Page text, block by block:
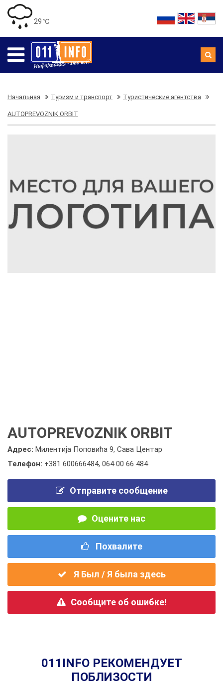
29 ℃
Начальная Туризм и транспорт Туристические агентства
AUTOPREVOZNIK ORBIT
AUTOPREVOZNIK ORBIT
Адрес: Милентија Поповића 9, Сава Центар
Телефон: +381 600666484, 064 00 66 484
Отправите сообщение
Оцените нас
Похвалите
Я Был / Я была здесь
Сообщите об ошибке!
011INFO РЕКОМЕНДУЕТ
ПОБЛИЗОСТИ